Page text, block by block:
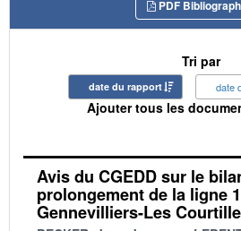
PDF
Tri par
date du rapport date
Ajouter tous les
Avis du CGEDD sur le
prolongement de la ligne
Gennevilliers-Les